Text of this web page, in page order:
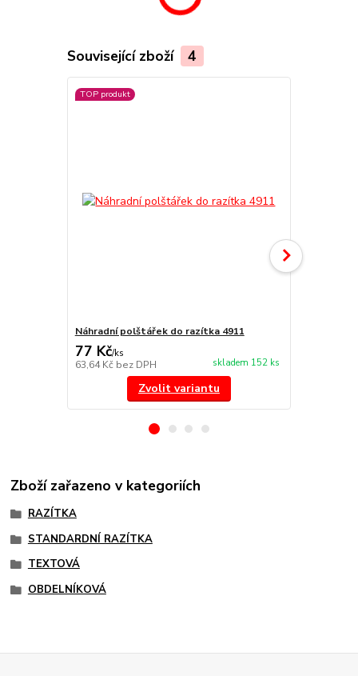
Související zboží 4
TOP produkt
Náhradní polštářek do razítka 4911
77 Kč/ks
63,64 Kč bez DPH skladem 152 ks
Zvolit variantu
Zboží zařazeno v kategoriích
RAZÍTKA
STANDARDNÍ RAZÍTKA
TEXTOVÁ
OBDELNÍKOVÁ